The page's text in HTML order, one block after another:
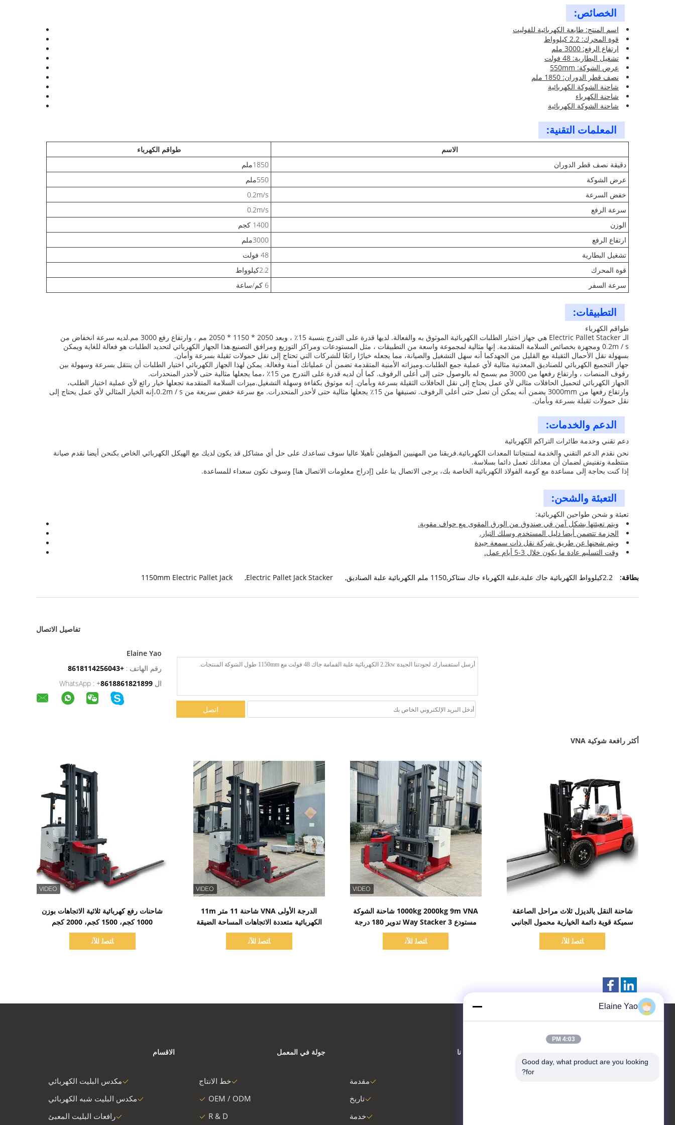
الخصائص:
اسم المنتج: طابعة الكهربائية للفوليت
قوة المحرك: 2.2 كيلوواط
ارتفاع الرفع: 3000 ملم
تشغيل البطارية: 48 فولت
عرض الشوكة: 550mm
نصف قطر الدوران: 1850 ملم
شاحنة الشوكة الكهربائية
شاحنة الكهرباء
شاحنة الشوكة الكهربائية
المعلمات التقنية:
الاسم
طواقم الكهرباء
دقيقة نصف قطر الدوران
1850ملم
عرض الشوكة
550ملم
خفض السرعة
0.2m/s
سرعة الرفع
0.2m/s
الوزن
1400 كجم
ارتفاع الرفع
3000ملم
تشغيل البطارية
48 فولت
قوة المحرك
2.2كيلوواط
سرعة السفر
6 كم/ساعة
التطبيقات:
طواقم الكهرباء
الـ Electric Pallet Stacker هي جهاز اختيار الطلبات الكهربائية الموثوق به والفعالة. لديها قدرة على التدرج بنسبة 15٪ ، وبعد 2050 * 1150 * 2050 مم ، وارتفاع رفع 3000 مم.لديه سرعة انخفاض من
0.2m / s ومجهزة بخصائص السلامة المتقدمة. إنها مثالية لمجموعة واسعة من التطبيقات ، مثل المستودعات ومراكز التوزيع ومرافق التصنيع.هذا الجهاز الكهربائي لتحديد الطلبات هو فعالة للغاية ويمكن
بسهولة نقل الأحمال الثقيلة مع القليل من الجهدكما أنه سهل التشغيل والصيانة، مما يجعله خيارًا رائعًا للشركات التي تحتاج إلى نقل حمولات ثقيلة بسرعة وأمان.
جهاز التجميع الكهربائي للصناديق المعدنية مثالية لأي عملية جمع الطلبات.وميزاته الأمنية المتقدمة تضمن أن عملياتك آمنة وفعالة. يمكن لهذا الجهاز الكهربائي اختيار الطلبات أن ينتقل بسرعة وسهولة بين
رفوف المنصات ، وارتفاع رفعها من 3000 مم يسمح له بالوصول حتى إلى أعلى الرفوف. كما أن لديه قدرة على التدرج من 15٪ ،مما يجعلها مثالية حتى لأحدر المنحدرات.
الجهاز الكهربائي لتحميل الحافلات مثالي لأي عمل يحتاج إلى نقل الحافلات الثقيلة بسرعة وبأمان. إنه موثوق بكفاءة وسهلة التشغيل.ميزات السلامة المتقدمة تجعلها خيار رائع لأي عملية اختيار الطلب،
وارتفاع رفعها من 3000mm يضمن أنه يمكن أن تصل حتى أعلى الرفوف. تصنيفها من 15٪ يجعلها مثالية حتى لأحدر المنحدرات. مع سرعة خفض سريعة من 0.2m / s،إنه الخيار المثالي لأي عمل يحتاج إلى
نقل حمولات ثقيلة بسرعة وبأمان.
الدعم والخدمات:
دعم تقني وخدمة طائرات التراكم الكهربائية
نحن نقدم الدعم التقني والخدمة لمنتجاتنا المعدات الكهربائية.فريقنا من المهنيين المؤهلين تأهيلا عاليا سوف تساعدك على حل أي مشاكل قد يكون لديك مع الهيكل الكهربائي الخاص بكنحن أيضا نقدم صيانة
منتظمة وتفتيش لضمان أن معداتك تعمل دائما بسلاسة.
إذا كنت بحاجة إلى مساعدة مع كومة الفولاذ الكهربائية الخاصة بك، يرجى الاتصال بنا على [إدراج معلومات الاتصال هنا] وسوف نكون سعداء للمساعدة.
التعبئة والشحن:
تعبئة و شحن طواحين الكهربائية:
ويتم تعبئتها بشكل آمن في صندوق من الورق المقوى مع حواف مقوية.
الحزمة تتضمن أيضا دليل المستخدم وسلك التيار.
ويتم شحنها عن طريق شركة نقل ذات سمعة جيدة
وقت التسليم عادة ما يكون خلال 3-5 أيام عمل.
بطاقة: 2.2كيلوواط الكهربائية جاك علبة,علبة الكهرباء جاك ستاكر,1150 ملم الكهربائية علبة الصناديق ,
Electric Pallet Jack Stacker
,
1150mm Electric Pallet Jack
تفاصيل الاتصال
Elaine Yao
رقم الهاتف : +8618114256043
ال WhatsApp :
+8618861821899
اتصل
أكثر رافعة شوكية VNA
شاحنات رفع كهربائية ثلاثية الاتجاهات بوزن
1000 كجم، 1500 كجم، 2000 كجم
ﺎﺘﺼﻟ ﺍﻶﻧ
الدرجة الأولى VNA شاحنة 11 متر 11m
الكهربائية متعددة الاتجاهات المساحة الضيقة
ﺎﺘﺼﻟ ﺍﻶﻧ
1000kg 2000kg 9m VNA شاحنة الشوكة
مستودع 3 Way Stacker تدوير 180 درجة
لاستخدام المستودع الضيق
ﺎﺘﺼﻟ ﺍﻶﻧ
شاحنة النقل بالديزل ثلاث مراحل الصاعقة
سميكة قوية دائمة الخيارية محمول الجانبي
ﺎﺘﺼﻟ ﺍﻶﻧ
الاقسام
مكدس البليت الكهربائي
مكدس البليت شبه الكهربائي
رافعات البليت المعبئ
جولة في المعمل
خط الانتاج
OEM / ODM
R & D
حول نا
مقدمة
تاريخ
خدمة
Taizhou Kayond Machinery
Elaine Yao
4:03 PM
Good day, what product are you looking
for?